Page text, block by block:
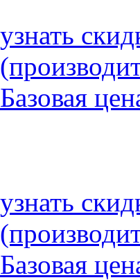
узнать
Базовая
узнать
Базовая